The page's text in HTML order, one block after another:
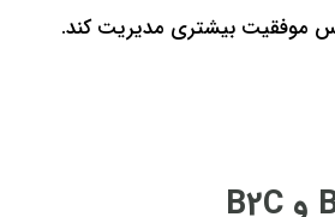
موفقیت بیشتری مدیریت کند.